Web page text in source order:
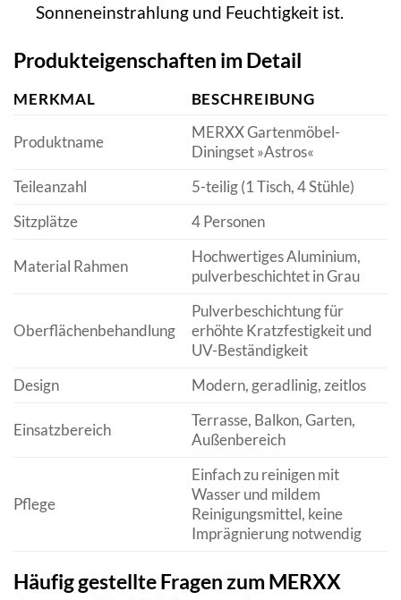
Sonneneinstrahlung und Feuchtigkeit ist.
Produkteigenschaften im Detail
MERKMAL BESCHREIBUNG
Produktname
MERXX Gartenmöbel-
Diningset »Astros«
Teileanzahl
5-teilig (1 Tisch, 4 Stühle)
Sitzplätze
4 Personen
Material Rahmen
Hochwertiges Aluminium,
pulverbeschichtet in Grau
Oberflächenbehandlung
Pulverbeschichtung für
erhöhte Kratzfestigkeit und
UV-Beständigkeit
Design
Modern, geradlinig, zeitlos
Einsatzbereich
Terrasse, Balkon, Garten,
Außenbereich
Pflege
Einfach zu reinigen mit
Wasser und mildem
Reinigungsmittel, keine
Imprägnierung notwendig
Häufig gestellte Fragen zum MERXX